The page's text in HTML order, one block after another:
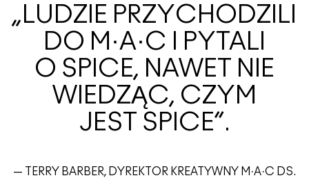
„LUDZIE PRZYCHODZILI
DO M·A·C I PYTALI
O SPICE, NAWET NIE
WIEDZĄC, CZYM
JEST SPICE”.
— TERRY BARBER, DYREKTOR KREATYWNY M·A·C DS.